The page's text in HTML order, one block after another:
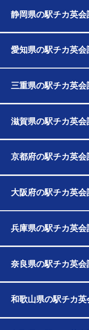
静岡県の駅チカ英
愛知県の駅チカ英
三重県の駅チカ英
滋賀県の駅チカ英
京都府の駅チカ英
大阪府の駅チカ英
兵庫県の駅チカ英
奈良県の駅チカ英
和歌山県の駅チカ